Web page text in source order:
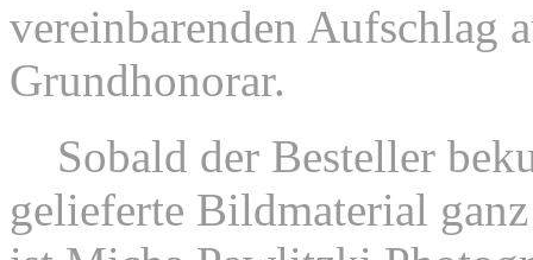
vereinbarenden Aufschlag
Grundhonorar.
Sobald der Besteller
gelieferte Bildmaterial